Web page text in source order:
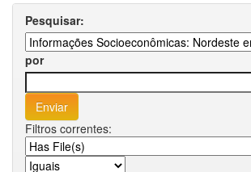
Pesquisar:
por
Filtros correntes: